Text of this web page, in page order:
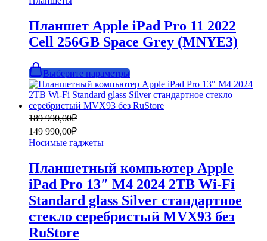
–
7
000,00₽
Планшет Apple iPad Pro 11 2022
Cell 256GB Space Grey (MNYE3)
Выберите параметрытовар
имеет
несколько
вариаций.
товара.
189 990,00₽
Первоначальная
цена
составляла
189
149 990,00₽
Текущая
цена:
149
990,00₽.
Носимые гаджеты
Планшетный компьютер Apple
iPad Pro 13″ M4 2024 2TB Wi-Fi
Standard glass Silver стандартное
стекло серебристый MVX93 без
RuStore